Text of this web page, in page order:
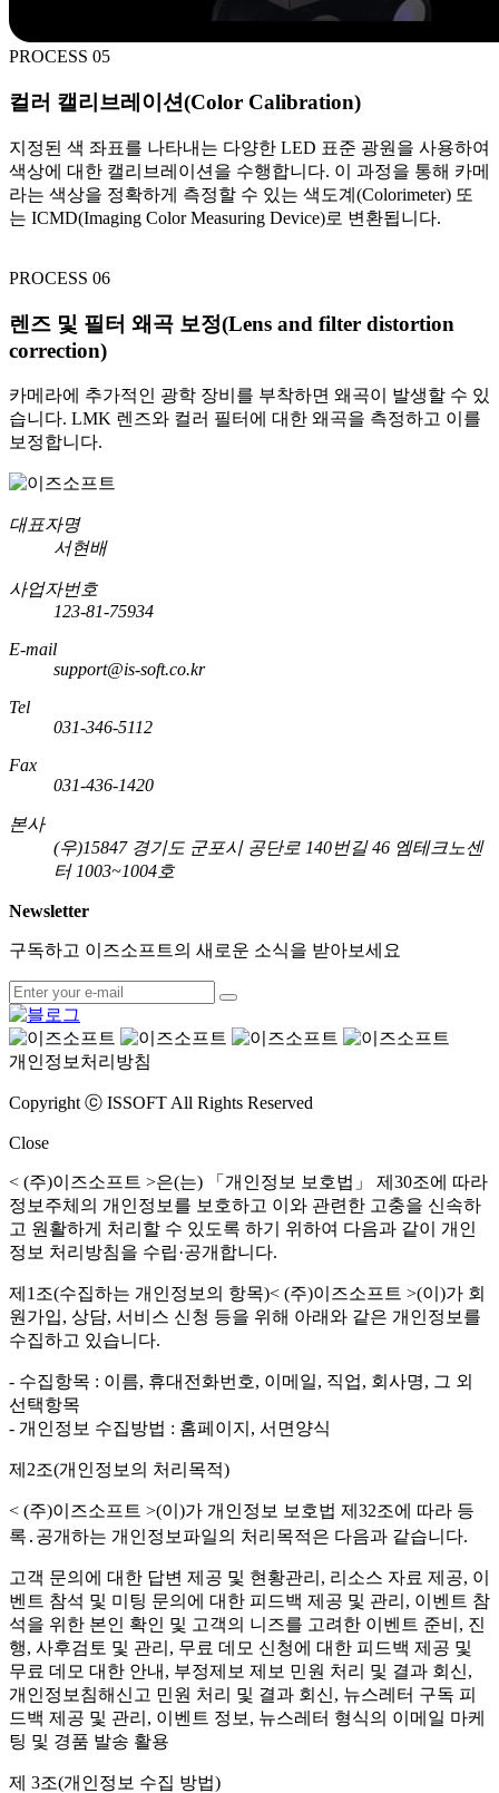
PROCESS 05
컬러 캘리브레이션(Color Calibration)
지정된 색 좌표를 나타내는 다양한 LED 표준 광원을 사용하여
색상에 대한 캘리브레이션을 수행합니다. 이 과정을 통해 카메
라는 색상을 정확하게 측정할 수 있는 색도계(Colorimeter) 또
는 ICMD(Imaging Color Measuring Device)로 변환됩니다.
PROCESS 06
렌즈 및 필터 왜곡 보정(Lens and filter distortion
correction)
카메라에 추가적인 광학 장비를 부착하면 왜곡이 발생할 수 있
습니다. LMK 렌즈와 컬러 필터에 대한 왜곡을 측정하고 이를
보정합니다.
대표자명
서현배
사업자번호
123-81-75934
E-mail
support@is-soft.co.kr
Tel
031-346-5112
Fax
031-436-1420
본사
(우)15847 경기도 군포시 공단로 140번길 46 엠테크노센
터 1003~1004호
Newsletter
구독하고 이즈소프트의 새로운 소식을 받아보세요
개인정보처리방침
Copyright ⓒ ISSOFT All Rights Reserved
Close
< (주)이즈소프트 >은(는) 「개인정보 보호법」 제30조에 따라
정보주체의 개인정보를 보호하고 이와 관련한 고충을 신속하
고 원활하게 처리할 수 있도록 하기 위하여 다음과 같이 개인
정보 처리방침을 수립·공개합니다.
제1조(수집하는 개인정보의 항목)< (주)이즈소프트 >(이)가 회
원가입, 상담, 서비스 신청 등을 위해 아래와 같은 개인정보를
수집하고 있습니다.
- 수집항목 : 이름, 휴대전화번호, 이메일, 직업, 회사명, 그 외
선택항목
- 개인정보 수집방법 : 홈페이지, 서면양식
제2조(개인정보의 처리목적)
< (주)이즈소프트 >(이)가 개인정보 보호법 제32조에 따라 등
록․공개하는 개인정보파일의 처리목적은 다음과 같습니다.
고객 문의에 대한 답변 제공 및 현황관리, 리소스 자료 제공, 이
벤트 참석 및 미팅 문의에 대한 피드백 제공 및 관리, 이벤트 참
석을 위한 본인 확인 및 고객의 니즈를 고려한 이벤트 준비, 진
행, 사후검토 및 관리, 무료 데모 신청에 대한 피드백 제공 및
무료 데모 대한 안내, 부정제보 제보 민원 처리 및 결과 회신,
개인정보침해신고 민원 처리 및 결과 회신, 뉴스레터 구독 피
드백 제공 및 관리, 이벤트 정보, 뉴스레터 형식의 이메일 마케
팅 및 경품 발송 활용
제 3조(개인정보 수집 방법)